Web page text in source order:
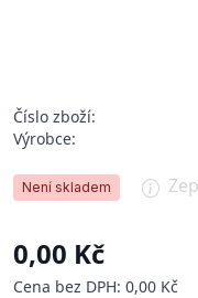
Číslo zboží:
Výrobce:
Není skladem
0,00 Kč
Cena bez DPH: 0,00 Kč